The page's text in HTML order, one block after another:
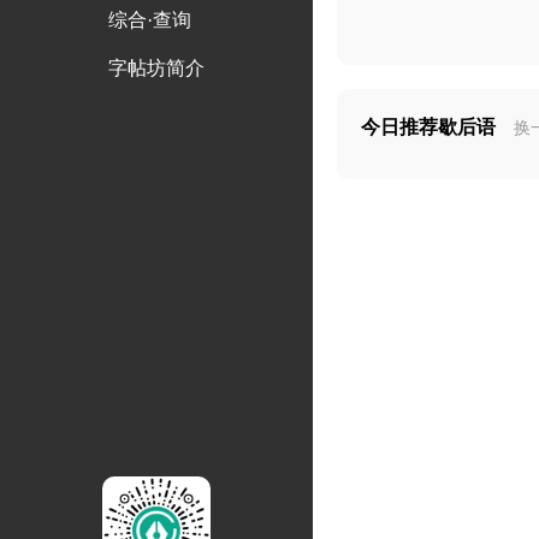
综合·查询
字帖坊简介
今日推荐歇后语 换